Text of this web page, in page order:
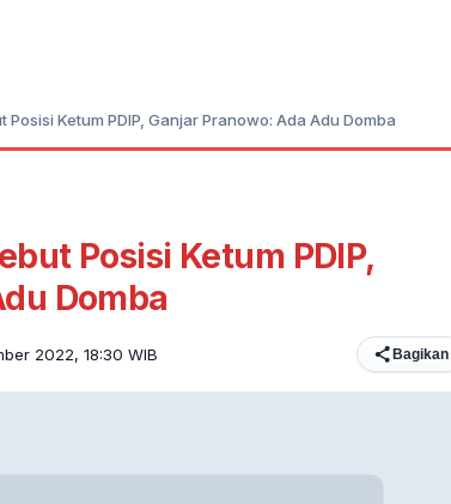
Ketum PDIP, Ganjar Pranowo: Ada Adu Domba
Posisi Ketum PDIP,
Domba
2022, 18:30 WIB Bagikan